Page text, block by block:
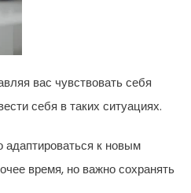
вас чувствовать себя
себя в таких ситуациях.
адаптироваться к новым
время, но важно сохранять